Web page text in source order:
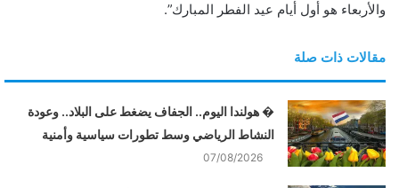
والأربعاء هو أول أيام عيد الفطر المبارك”.
مقالات ذات صلة
� هولندا اليوم.. الجفاف يضغط على البلاد.. وعودة
النشاط الرياضي وسط تطورات سياسية وأمنية
07/08/2026